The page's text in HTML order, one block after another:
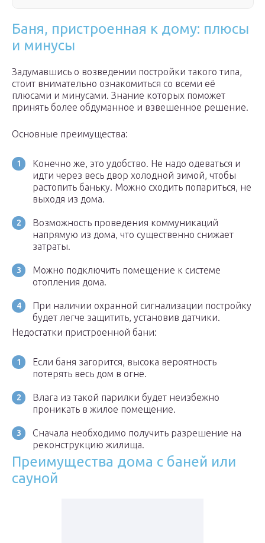
Баня, пристроенная к дому: плюсы
и минусы
Задумавшись о возведении постройки такого типа,
стоит внимательно ознакомиться со всеми её
плюсами и минусами. Знание которых поможет
принять более обдуманное и взвешенное решение.
Основные преимущества:
Конечно же, это удобство. Не надо одеваться и
идти через весь двор холодной зимой, чтобы
растопить баньку. Можно сходить попариться, не
выходя из дома.
Возможность проведения коммуникаций
напрямую из дома, что существенно снижает
затраты.
Можно подключить помещение к системе
отопления дома.
При наличии охранной сигнализации постройку
будет легче защитить, установив датчики.
Недостатки пристроенной бани:
Если баня загорится, высока вероятность
потерять весь дом в огне.
Влага из такой парилки будет неизбежно
проникать в жилое помещение.
Сначала необходимо получить разрешение на
реконструкцию жилища.
Преимущества дома с баней или
сауной